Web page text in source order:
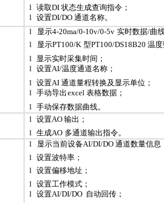
l 读取DI 状态生成查询指令；
l 设置DI/DO 通道名称。
l 显示4-20ma/0-10v/0-5v 实时数据/曲
l
显示PT100/K 型PT100/DS18B20 温
l
显示实时采集时间；
l 设置AI/温度通道名称；
l 设置AI 通道量程转换及显示单位；
l 手动导出 excel 表格数据；
l 手动保存数据曲线。
l 设置AO 输出；
l 生成AO 多通道输出指令。
l 显示当前设备AI/DI/DO 通道数量信息
l 设置波特率；
l 设置偏移地址；
l 设置工作模式；
l 设置AI/DI/DO 自动回传；